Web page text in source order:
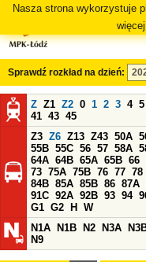
Nasza strona wykorzystuje
Sprawdź rozkład na dzień:
Z Z1 Z2 0 1 2 3 4 5
41 43 45
Z3 Z6 Z13 Z43 50A
55B 55C 56 57 58A
64A 64B 65A 65B 66
73 75A 75B 76 77 78
84B 85A 85B 86 87A
91C 92A 92B 93 94
G1 G2 H
W
N1A
N1B N2 N3A
N9